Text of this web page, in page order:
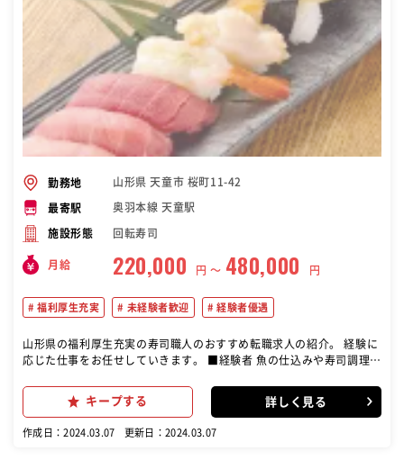
勤務地 山形県 天童市 桜町11-42
最寄駅 奥羽本線 天童駅
施設形態 回転寿司
月給 220,000 円 〜 480,000 円
福利厚生充実 未経験者歓迎 経験者優遇
山形県の福利厚生充実の寿司職人のおすすめ転職求人の紹介。 経験に
応じた仕事をお任せしていきます。 ■経験者 魚の仕込みや寿司調理、
艦、巻物、簡単な料理や仕込みなどから徐々に覚えていただきます。
経験や技術レベルに合わせた仕事をお任せしていきますのでご安心く
キープする 詳しく見る
作成日：2024.03.07 更新日：2024.03.07